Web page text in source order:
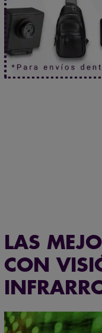
LAS
CON
¿Seguro que
Mira sin